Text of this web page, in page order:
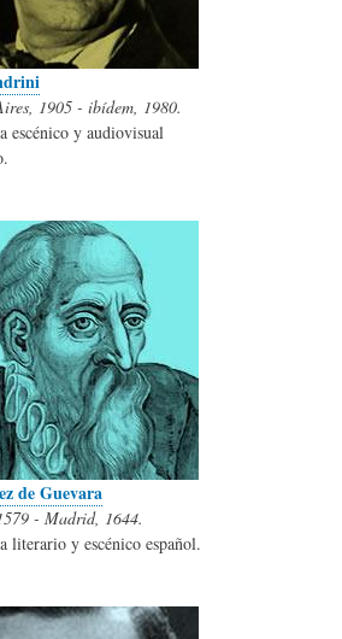
1905 - ibídem, 1980.
escénico y audiovisual
de Guevara
- Madrid, 1644.
literario y escénico español.